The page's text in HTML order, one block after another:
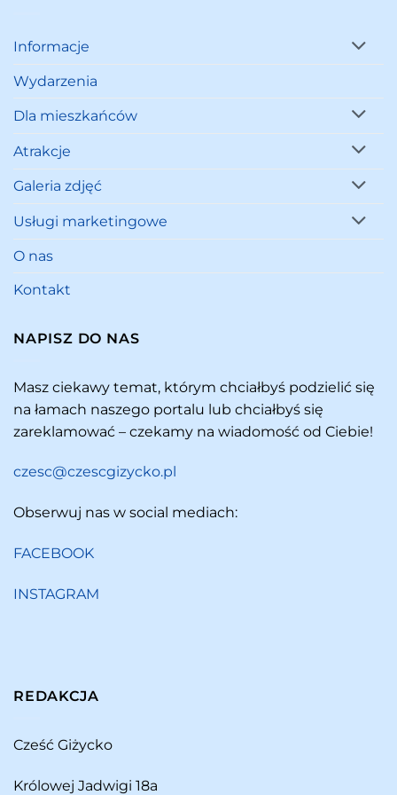
Informacje
Wydarzenia
Dla mieszkańców
Atrakcje
Galeria zdjęć
Usługi marketingowe
O nas
Kontakt
NAPISZ DO NAS
Masz ciekawy temat, którym chciałbyś podzielić się
na łamach naszego portalu lub chciałbyś się
zareklamować – czekamy na wiadomość od Ciebie!
czesc@czescgizycko.pl
Obserwuj nas w social mediach:
FACEBOOK
INSTAGRAM
REDAKCJA
Cześć Giżycko
Królowej Jadwigi 18a